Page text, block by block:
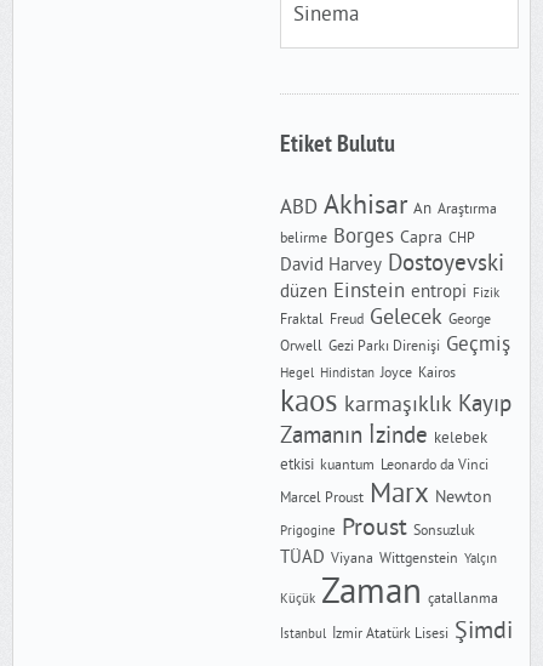
Sinema
Etiket Bulutu
ABD Akhisar An Araştırma
belirme Borges Capra CHP
David Harvey Dostoyevski
düzen Einstein entropi Fizik
Fraktal Freud Gelecek George
Orwell Gezi Parkı Direnişi Geçmiş
Hegel Hindistan Joyce Kairos
kaos karmaşıklık Kayıp
Zamanın İzinde kelebek
etkisi kuantum Leonardo da Vinci
Marcel Proust Marx Newton
Prigogine Proust Sonsuzluk
TÜAD Viyana Wittgenstein Yalçın
Küçük Zaman çatallanma
İstanbul İzmir Atatürk Lisesi Şimdi